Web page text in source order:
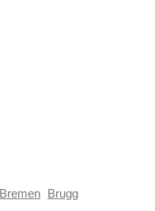
Bremen Brugg